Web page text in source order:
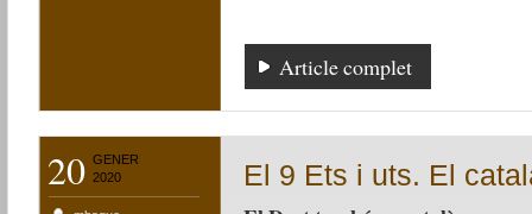
Article complet
20 GENER
2020
El 9 Ets i uts. El